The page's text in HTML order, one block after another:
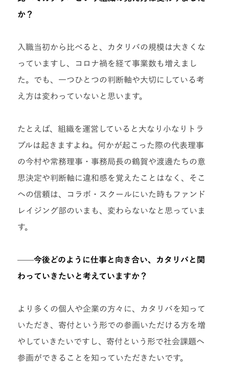
か？
入職当初から比べると、カタリバの規模は大きくな
っていますし、コロナ禍を経て事業数も増えまし
た。でも、一つひとつの判断軸や大切にしている考
え方は変わっていないと思います。
たとえば、組織を運営していると大なり小なりトラ
ブルは起きますよね。何かが起こった際の代表理事
の今村や常務理事・事務局長の鶴賀や渡邊たちの意
思決定や判断軸に違和感を覚えたことはなく、そこ
への信頼は、コラボ・スクールにいた時もファンド
レイジング部のいまも、変わらないなと思っていま
す。
——今後どのように仕事と向き合い、カタリバと関
わっていきたいと考えていますか？
より多くの個人や企業の方々に、カタリバを知って
いただき、寄付という形での参画いただける方を増
やしていきたいですし、寄付という形で社会課題へ
参画ができることを知っていただきたいです。